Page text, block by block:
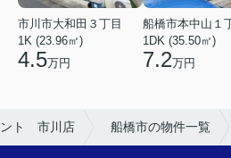
市川市大和田３丁目
1K (23.96㎡)
4.5万円
船橋市本中山１
1DK (35.50㎡)
7.2万円
ント 市川店 船橋市の物件一覧